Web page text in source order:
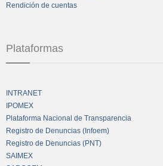
Rendición de cuentas
Plataformas
INTRANET
IPOMEX
Plataforma Nacional de Transparencia
Registro de Denuncias (Infoem)
Registro de Denuncias (PNT)
SAIMEX